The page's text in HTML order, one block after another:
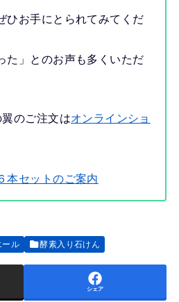
ひお手にとられてみてくだ
た」とのお声も多くいただ
のご注文はオンラインショ
本セットのご案内
ール 酵素入り石けん
シェア